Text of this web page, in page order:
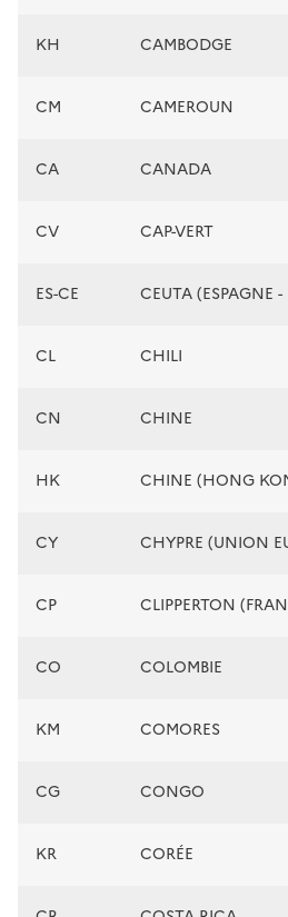
KH CAMBODGE
CM CAMEROUN
CA CANADA
CV CAP-VERT
ES-CE CEUTA (ESPAGNE
CL CHILI
CN CHINE
HK CHINE (HONG
CY CHYPRE (UNION
CP CLIPPERTON
CO COLOMBIE
KM COMORES
CG CONGO
KR CORÉE